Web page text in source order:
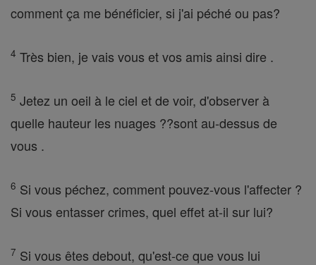
comment ça me bénéficier, si j'ai péché ou pas?
4 Très bien, je vais vous et vos amis ainsi dire .
5 Jetez un oeil à le ciel et de voir, d'observer à
quelle hauteur les nuages ??sont au-dessus de
vous .
6 Si vous péchez, comment pouvez-vous l'affecter ?
Si vous entasser crimes, quel effet at-il sur lui?
7 Si vous êtes debout, qu'est-ce que vous lui